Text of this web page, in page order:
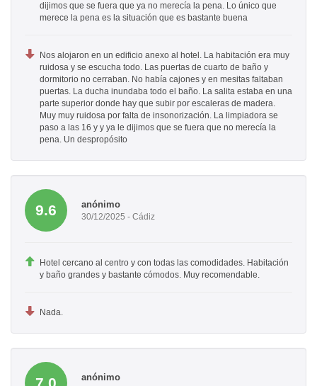
dijimos que se fuera que ya no merecía la pena. Lo único que
merece la pena es la situación que es bastante buena
Nos alojaron en un edificio anexo al hotel. La habitación era muy
ruidosa y se escucha todo. Las puertas de cuarto de baño y
dormitorio no cerraban. No había cajones y en mesitas faltaban
puertas. La ducha inundaba todo el baño. La salita estaba en una
parte superior donde hay que subir por escaleras de madera.
Muy muy ruidosa por falta de insonorización. La limpiadora se
paso a las 16 y y ya le dijimos que se fuera que no merecía la
pena. Un despropósito
9.6 anónimo
30/12/2025 - Cádiz
Hotel cercano al centro y con todas las comodidades. Habitación
y baño grandes y bastante cómodos. Muy recomendable.
Nada.
anónimo